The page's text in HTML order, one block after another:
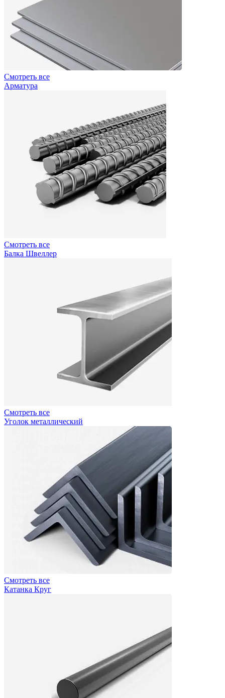
Смотреть все
Арматура
Смотреть все
Балка Швеллер
Смотреть все
Уголок металлический
Смотреть все
Катанка Круг